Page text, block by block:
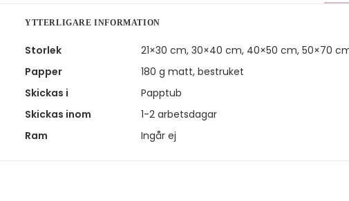
YTTERLIGARE INFORMATION
Storlek
21×30 cm, 30×40 cm, 40×50 cm, 50×70
Papper
180 g matt, bestruket
Skickas i
Papptub
Skickas inom
1-2 arbetsdagar
Ram
Ingår ej